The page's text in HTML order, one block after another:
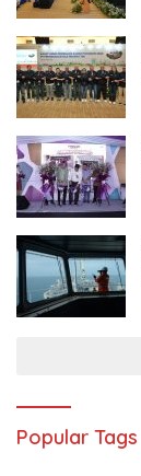
Popular Tags